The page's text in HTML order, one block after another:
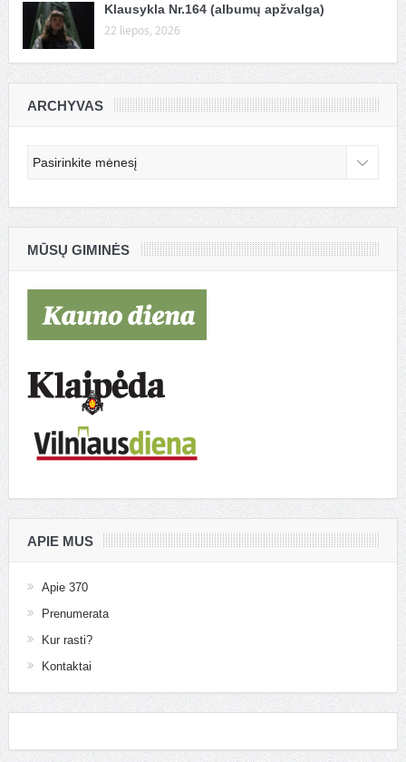
Klausykla Nr.164 (albumų apžvalga)
22 liepos, 2026
ARCHYVAS
MŪSŲ GIMINĖS
APIE MUS
Apie 370
Prenumerata
Kur rasti?
Kontaktai